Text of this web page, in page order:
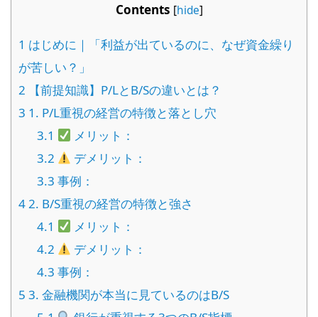
Contents [hide]
1 はじめに｜「利益が出ているのに、なぜ資金繰り
が苦しい？」
2 【前提知識】P/LとB/Sの違いとは？
3 1. P/L重視の経営の特徴と落とし穴
3.1
メリット：
3.2
デメリット：
3.3 事例：
42. B/S重視の経営の特徴と強さ
4.1
メリット：
4.2
デメリット：
4.3 事例：
5 3. 金融機関が本当に見ているのはB/S